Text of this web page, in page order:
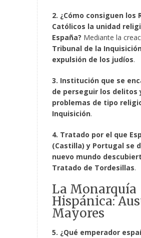
2. ¿Cómo consiguen los
Católicos la unidad
España? Mediante la
Tribunal de la
expulsión de los judíos.
3. Institución que se
de perseguir los delitos
problemas de tipo
Inquisición.
4. Tratado por el que
(Castilla) y Portugal se
nuevo mundo
Tratado de Tordesillas.
La Monarquía
Hispánica:
Mayores
5. ¿Qué emperador